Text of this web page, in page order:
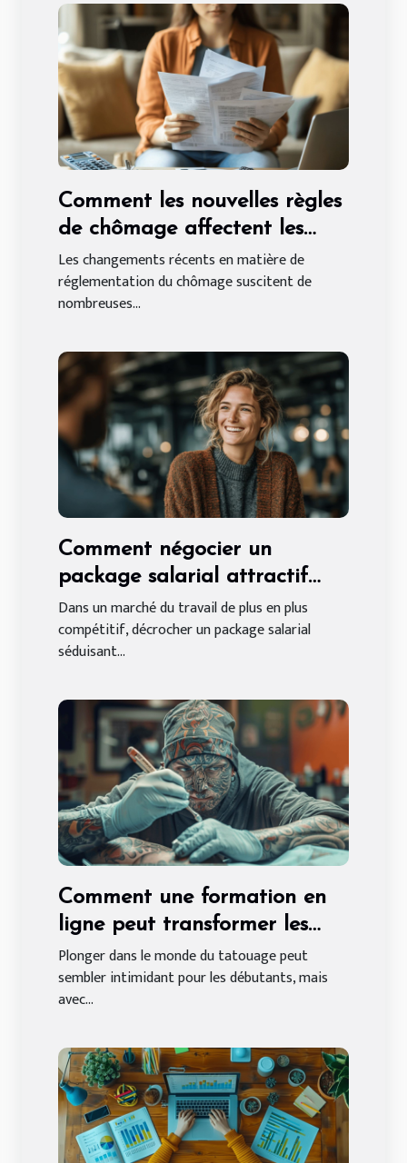
Comment les nouvelles règles
de chômage affectent les
indépendants ?
Les changements récents en matière de
réglementation du chômage suscitent de
nombreuses...
Comment négocier un
package salarial attractif
sans expérience préalable
Dans un marché du travail de plus en plus
compétitif, décrocher un package salarial
séduisant...
Comment une formation en
ligne peut transformer les
débutants en tatoueurs
experts
Plonger dans le monde du tatouage peut
sembler intimidant pour les débutants, mais
avec...